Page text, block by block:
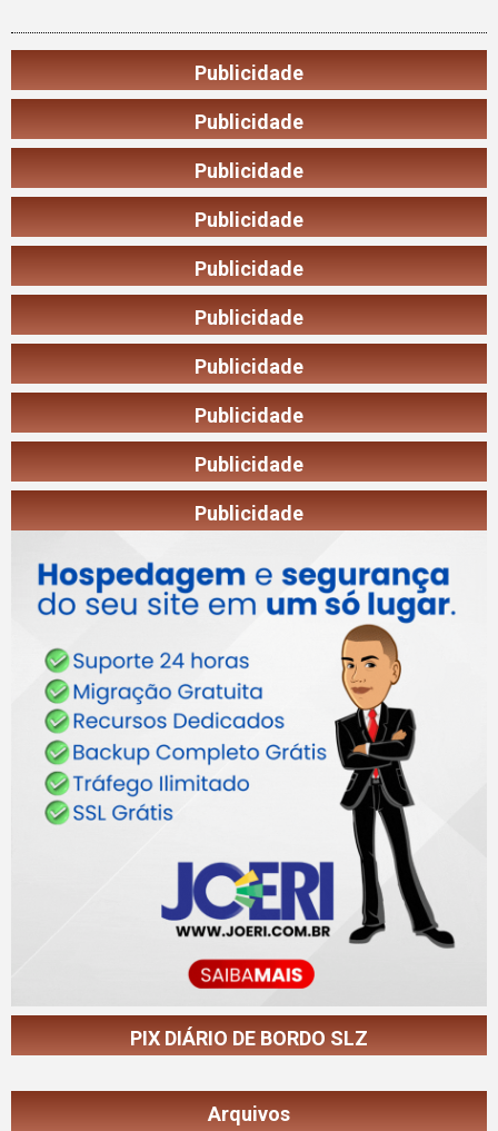
Publicidade
Publicidade
Publicidade
Publicidade
Publicidade
Publicidade
Publicidade
Publicidade
Publicidade
Publicidade
PIX DIÁRIO DE BORDO SLZ
Arquivos